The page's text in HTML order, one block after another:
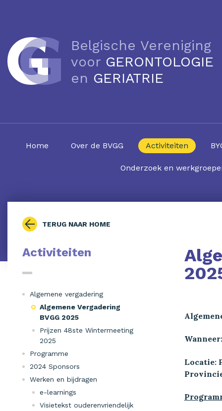
Belgische Vereniging
voor GERONTOLOGIE
en GERIATRIE
Home Over de BVGG Activiteiten
Onderzoek en
TERUG NAAR HOME
Activiteiten
Algemene vergadering
Algemene Vergadering
BVGG 2025
Prijzen 48ste Wintermeeting
2025
Programme
2024 Sponsors
Werken en bijdragen
e-learnings
Visietekst ouderenvriendelijk
Locatie: